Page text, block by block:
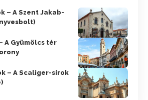
– A Szent Jakab-
A Gyümölcs tér
– A Scaliger-sírok